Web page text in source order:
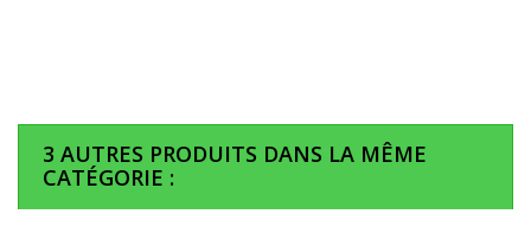
3 AUTRES PRODUITS DANS LA MÊME
CATÉGORIE :